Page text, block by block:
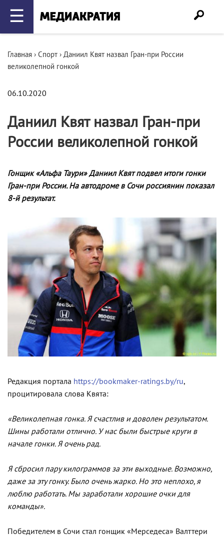
☰
Главная › Спорт › Даниил Квят назвал Гран-при России
великолепной гонкой
06.10.2020
Даниил Квят назвал Гран-при
России великолепной гонкой
Гонщик «Альфа Таури» Даниил Квят подвел итоги гонки
Гран-при России. На автодроме в Сочи россиянин показал
8-й результат.
Редакция портала https://bookmaker-ratings.by/ru,
процитировала слова Квята:
«Великолепная гонка. Я счастлив и доволен результатом.
Шины работали отлично. У нас были быстрые круги в
начале гонки. Я очень рад.
Я сбросил пару килограммов за эти выходные. Возможно,
даже за эту гонку. Было очень жарко. Но это неплохо, я
люблю работать. Мы заработали хорошие очки для
команды».
Победителем в Сочи стал гонщик «Мерседеса» Валттери